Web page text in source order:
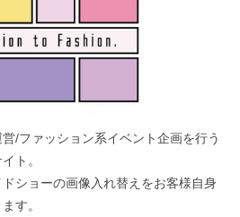
/ファッション系イベント企画を行う
ト。
ショーの画像入れ替えをお客様自身
す。